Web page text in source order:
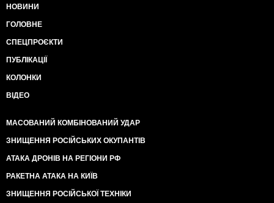
НОВИНИ
ГОЛОВНЕ
СПЕЦПРОЄКТИ
ПУБЛІКАЦІЇ
КОЛОНКИ
ВІДЕО
МАСОВАНИЙ КОМБІНОВАНИЙ УДАР
ЗНИЩЕННЯ РОСІЙСЬКИХ ОКУПАНТІВ
АТАКА ДРОНІВ НА РЕГІОНИ РФ
РАКЕТНА АТАКА НА КИЇВ
ЗНИЩЕННЯ РОСІЙСЬКОЇ ТЕХНІКИ